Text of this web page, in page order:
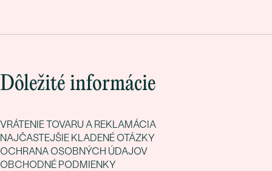
Dôležité informácie
VRÁTENIE TOVARU A REKLAMÁCIA
NAJČASTEJŠIE KLADENÉ OTÁZKY
OCHRANA OSOBNÝCH ÚDAJOV
OBCHODNÉ PODMIENKY